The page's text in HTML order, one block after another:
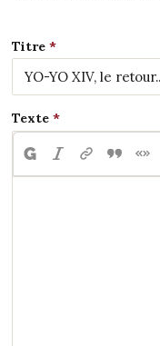
Titre
Texte